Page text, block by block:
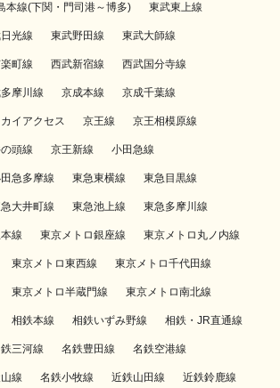
本線(下関・門司港～博多) 東武東上線
光線 東武野田線 東武大師線
町線 西武新宿線 西武国分寺線
摩川線 京成本線 京成千葉線
イアクセス 京王線 京王相模原線
頭線 京王新線 小田急線
急多摩線 東急東横線 東急目黒線
大井町線 東急池上線 東急多摩川線
線 東京メトロ銀座線 東京メトロ丸ノ内線
東京メトロ東西線 東京メトロ千代田線
東京メトロ半蔵門線 東京メトロ南北線
相鉄本線 相鉄いずみ野線 相鉄・JR直通線
三河線 名鉄豊田線 名鉄空港線
線 名鉄小牧線 近鉄山田線 近鉄鈴鹿線